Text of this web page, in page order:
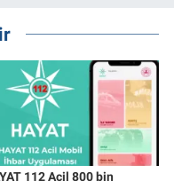
112 Acil 800 bin